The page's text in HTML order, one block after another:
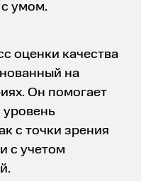
умом.
оценки качества
на
Он помогает
уровень
с точки зрения
с учетом